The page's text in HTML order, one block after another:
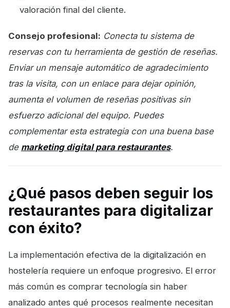
valoración final del cliente.
Consejo profesional: Conecta tu sistema de
reservas con tu herramienta de gestión de reseñas.
Enviar un mensaje automático de agradecimiento
tras la visita, con un enlace para dejar opinión,
aumenta el volumen de reseñas positivas sin
esfuerzo adicional del equipo. Puedes
complementar esta estrategia con una buena base
de marketing digital para restaurantes.
¿Qué pasos deben seguir los
restaurantes para digitalizar
con éxito?
La implementación efectiva de la digitalización en
hostelería requiere un enfoque progresivo. El error
más común es comprar tecnología sin haber
analizado antes qué procesos realmente necesitan